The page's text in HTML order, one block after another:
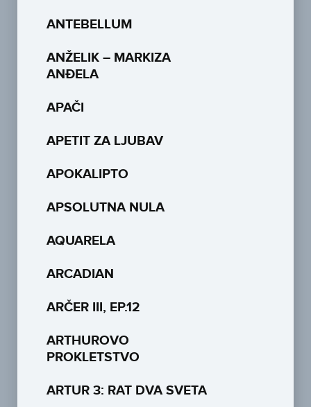
ANTEBELLUM
ANŽELIK – MARKIZA
ANĐELA
APAČI
APETIT ZA LJUBAV
APOKALIPTO
APSOLUTNA NULA
AQUARELA
ARCADIAN
ARČER III, EP.12
ARTHUROVO
PROKLETSTVO
ARTUR 3: RAT DVA SVETA